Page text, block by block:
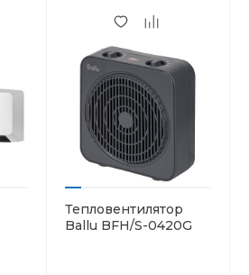
Тепловентилятор
Ballu BFH/S-0420G